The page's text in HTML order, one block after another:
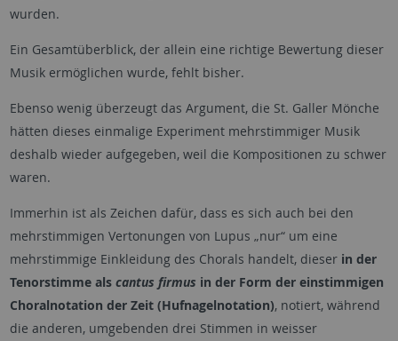
wurden.
Ein Gesamtüberblick, der allein eine richtige Bewertung dieser
Musik ermöglichen wurde, fehlt bisher.
Ebenso wenig überzeugt das Argument, die St. Galler Mönche
hätten dieses einmalige Experiment mehrstimmiger Musik
deshalb wieder aufgegeben, weil die Kompositionen zu schwer
waren.
Immerhin ist als Zeichen dafür, dass es sich auch bei den
mehrstimmigen Vertonungen von Lupus „nur“ um eine
mehrstimmige Einkleidung des Chorals handelt, dieser in der
Tenorstimme als cantus firmus in der Form der einstimmigen
Choralnotation der Zeit (Hufnagelnotation), notiert, während
die anderen, umgebenden drei Stimmen in weisser